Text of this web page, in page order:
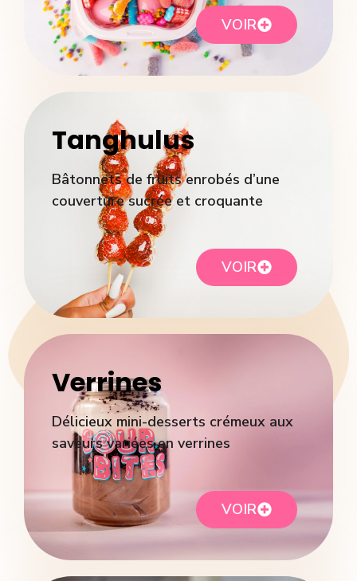
VOIR
Tanghulus​
Bâtonnets de fruits enrobés d’une
couverture sucrée et croquante
VOIR
Verrines
Délicieux mini-desserts crémeux aux
saveurs variées en verrines
VOIR